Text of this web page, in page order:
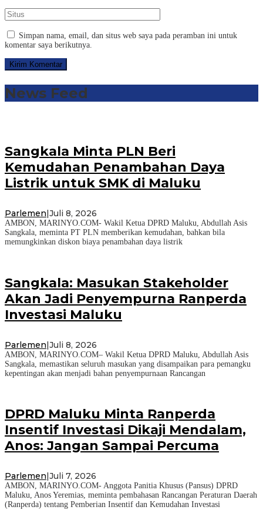
Simpan nama, email, dan situs web saya pada peramban ini untuk
komentar saya berikutnya.
News Feed
Sangkala Minta PLN Beri
Kemudahan Penambahan Daya
Listrik untuk SMK di Maluku
Parlemen Juli 8, 2026
AMBON, MARINYO.COM- Wakil Ketua DPRD Maluku, Abdullah Asis
Sangkala, meminta PT PLN memberikan kemudahan, bahkan bila
memungkinkan diskon biaya penambahan daya listrik
Sangkala: Masukan Stakeholder
Akan Jadi Penyempurna Ranperda
Investasi Maluku
Parlemen|Juli 8, 2026
AMBON, MARINYO.COM– Wakil Ketua DPRD Maluku, Abdullah Asis
Sangkala, memastikan seluruh masukan yang disampaikan para pemangku
kepentingan akan menjadi bahan penyempurnaan Rancangan
DPRD Maluku Minta Ranperda
Insentif Investasi Dikaji Mendalam,
Anos: Jangan Sampai Percuma
Parlemen Juli 7, 2026
AMBON, MARINYO.COM- Anggota Panitia Khusus (Pansus) DPRD
Maluku, Anos Yeremias, meminta pembahasan Rancangan Peraturan Daerah
(Ranperda) tentang Pemberian Insentif dan Kemudahan Investasi